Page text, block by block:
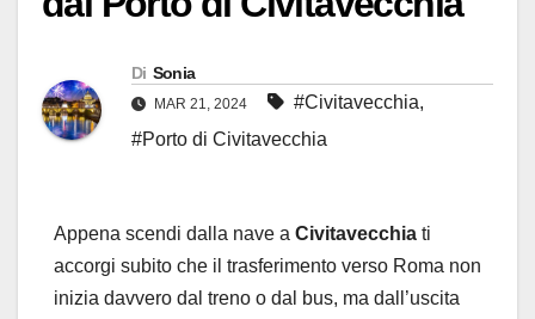
Di Sonia
MAR 21, 2024 #Civitavecchia,
#Porto di Civitavecchia
Appena scendi dalla nave a Civitavecchia ti
accorgi subito che il trasferimento verso Roma non
inizia davvero dal treno o dal bus, ma dall’uscita